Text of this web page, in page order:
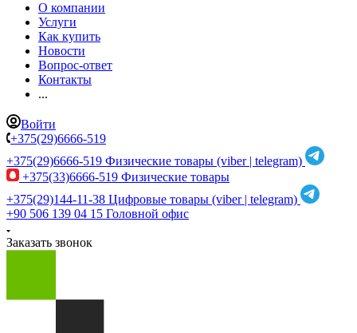
О компании
Услуги
Как купить
Новости
Вопрос-ответ
Контакты
...
Войти
+375(29)6666-519
+375(29)6666-519 Физические товары (viber | telegram)
+375(33)6666-519 Физические товары
+375(29)144-11-38 Цифровые товары (viber | telegram)
+90 506 139 04 15 Головной офис
Заказать звонок